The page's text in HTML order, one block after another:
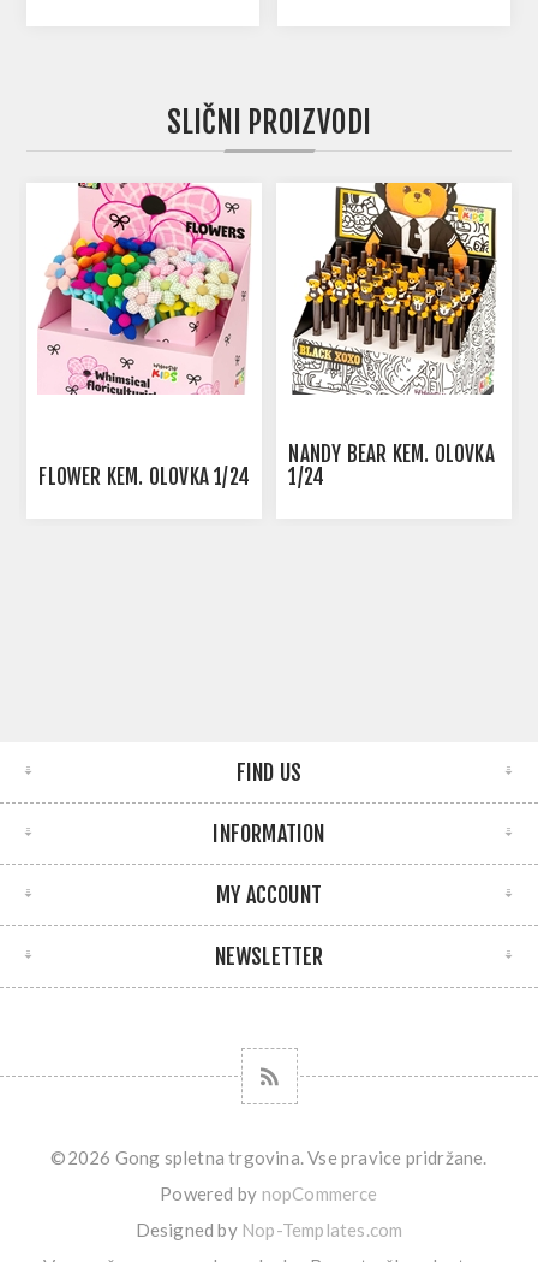
SLIČNI PROIZVODI
FLOWER KEM. OLOVKA 1/24
NANDY BEAR KEM. OLOVKA
1/24
FIND US
INFORMATION
MY ACCOUNT
NEWSLETTER
©2026 Gong spletna trgovina. Vse pravice pridržane.
Powered by nopCommerce
Designed by Nop-Templates.com